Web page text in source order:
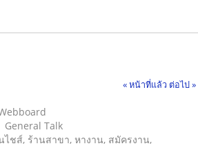
« หน้าที่แล้ว ต่อไป »
Talk
ชส์, ร้านสาขา, หางาน, สมัครงาน,